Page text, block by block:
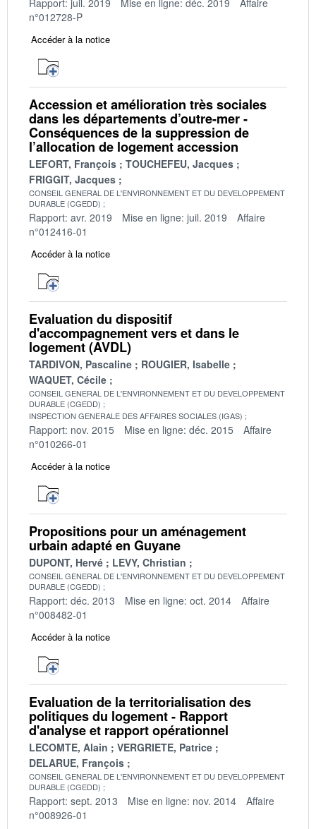
n°012728-P
Accéder à la notice
Accession et amélioration très sociales
dans les départements d’outre-mer -
Conséquences de la suppression de
l’allocation de logement accession
LEFORT, François
TOUCHEFEU, Jacques
FRIGGIT, Jacques
CONSEIL GENERAL DE L'ENVIRONNEMENT ET DU DEVELOPPEMENT
DURABLE (CGEDD)
Rapport: avr. 2019 Mise en ligne: juil. 2019
Affaire
n°012416-01
Accéder à la notice
Evaluation du dispositif
d'accompagnement vers et dans le
logement (AVDL)
TARDIVON, Pascaline
ROUGIER, Isabelle
WAQUET, Cécile
CONSEIL GENERAL DE L'ENVIRONNEMENT ET DU DEVELOPPEMENT
DURABLE (CGEDD)
INSPECTION GENERALE DES AFFAIRES SOCIALES (IGAS)
Rapport: nov. 2015 Mise en ligne: déc. 2015
Affaire
n°010266-01
Accéder à la notice
Propositions pour un aménagement
urbain adapté en Guyane
DUPONT, Hervé LEVY, Christian
CONSEIL GENERAL DE L'ENVIRONNEMENT ET DU DEVELOPPEMENT
DURABLE (CGEDD)
Rapport: déc. 2013 Mise en ligne: oct. 2014
Affaire
n°008482-01
Accéder à la notice
Evaluation de la territorialisation des
politiques du logement - Rapport
d'analyse et rapport opérationnel
LECOMTE, Alain
VERGRIETE, Patrice
DELARUE, François
CONSEIL GENERAL DE L'ENVIRONNEMENT ET DU DEVELOPPEMENT
DURABLE (CGEDD)
Rapport: sept. 2013 Mise en ligne: nov. 2014
Affaire
n°008926-01